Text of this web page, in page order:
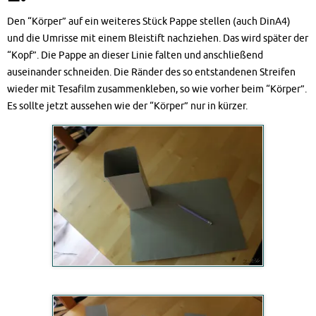
Den “Körper” auf ein weiteres Stück Pappe stellen (auch DinA4)
und die Umrisse mit einem Bleistift nachziehen. Das wird später der
“Kopf”. Die Pappe an dieser Linie falten und anschließend
auseinander schneiden. Die Ränder des so entstandenen Streifen
wieder mit Tesafilm zusammenkleben, so wie vorher beim “Körper”.
Es sollte jetzt aussehen wie der “Körper” nur in kürzer.